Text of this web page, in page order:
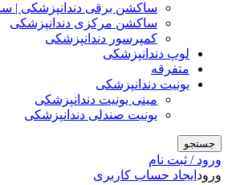
ساکشن برقی دندانپزشکی |
ساکشن مرکزی دندانپزشکی
کمپرسور دندانپزشکی
لوپ دندانپزشکی
متفرقه
یونیت دندانپزشکی
مینی یونیت دندانپزشکی
یونیت صندلی دندانپزشکی
جستجو
ورود / ثبت نام
ورود ایجاد حساب کاربری